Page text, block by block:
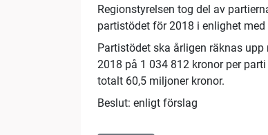
Regionstyrelsen tog del av
partistödet för 2018 i enlighet
Partistödet ska årligen räknas
2018 på 1 034 812 kronor per
totalt 60,5 miljoner kronor.
Beslut: enligt förslag